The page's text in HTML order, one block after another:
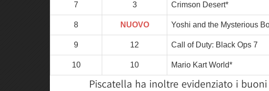
7 3 Crimson Desert*
8 NUOVO Yoshi and the Mysterious
9 12 Call of Duty: Black Ops 7
10 10 Mario Kart World*
Piscatella ha inoltre evidenziato i